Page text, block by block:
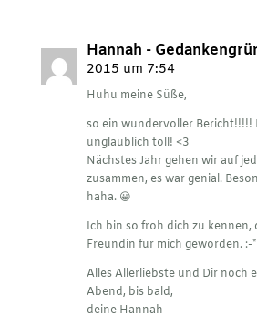
Hannah -
2015 um 7:54
Huhu meine Süße,
so ein wundervoller Bericht!!!!!
unglaublich toll! <3
Nächstes Jahr gehen wir auf
zusammen, es war genial.
haha. 😀
Ich bin so froh dich zu kennen,
Freundin für mich geworden. :-*
Alles Allerliebste und Dir noch
Abend, bis bald,
deine Hannah